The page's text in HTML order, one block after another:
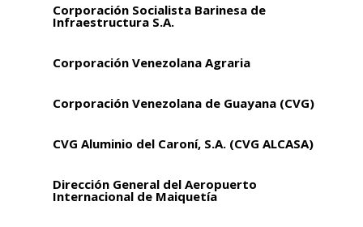
Corporación Socialista Barinesa de
Infraestructura S.A.
Corporación Venezolana Agraria
Corporación Venezolana de Guayana (CVG)
CVG Aluminio del Caroní, S.A. (CVG ALCASA)
Dirección General del Aeropuerto
Internacional de Maiquetía